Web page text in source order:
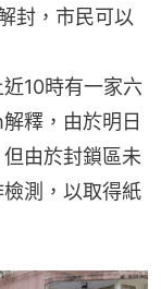
封，市民可以
10時有一家六
釋，由於明日
由於封鎖區未
測，以取得紙